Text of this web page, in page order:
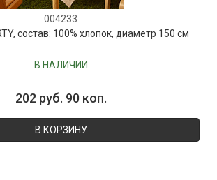
004233
состав: 100% хлопок, диаметр 150 см
В НАЛИЧИИ
202 руб. 90 коп.
В КОРЗИНУ